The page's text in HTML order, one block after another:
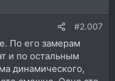
#2.007
По его замерам
и по остальным
динамического,